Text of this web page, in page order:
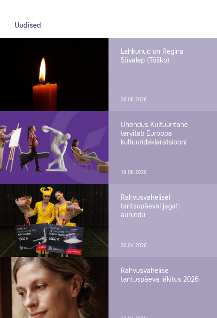
Uudised
Lahkunud on Regina
Süvalep (Tõško)
20.06.2026
Ühendus Kultuuritahe
tervitab Euroopa
kultuurideklaratsiooni
19.06.2026
Rahvusvahelisel
tantsupäeval jagati
auhindu
30.04.2026
Rahvusvahelise
tantuspäeva läkitus 2026